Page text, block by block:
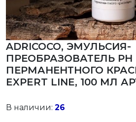
ADRICOCO, ЭМУЛЬСИЯ-
ПРЕОБРАЗОВАТЕЛЬ РН
ПЕРМАНЕНТНОГО
EXPERT LINE, 100 МЛ
В наличии: 26